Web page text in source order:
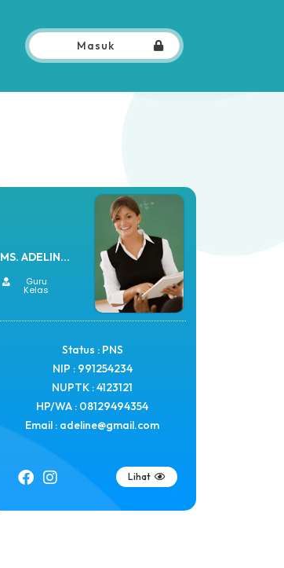
Masuk
MS. ADELIN...
Guru
Kelas
Status : PNS
NIP : 991254234
NUPTK : 4123121
HP/WA : 08129494354
Email : adeline@gmail.com
Lihat